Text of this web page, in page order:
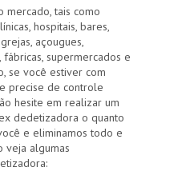
mercado, tais como
hospitais, bares,
açougues,
fábricas, supermercados e
se você estiver com
precise de controle
hesite em realizar um
dedetizadora o quanto
e eliminamos todo e
veja algumas